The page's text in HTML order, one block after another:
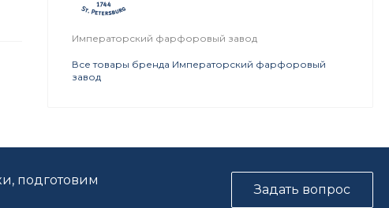
Императорский фарфоровый завод
Все товары бренда Императорский фарфоровый
завод
подготовим
Задать вопрос